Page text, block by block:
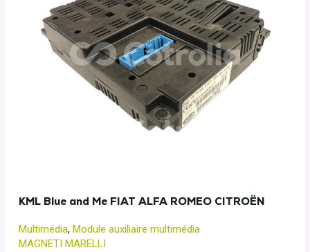
KML Blue and Me FIAT ALFA ROMEO CITROËN
Multimédia, Module auxiliaire multimédia
MAGNETI MARELLI